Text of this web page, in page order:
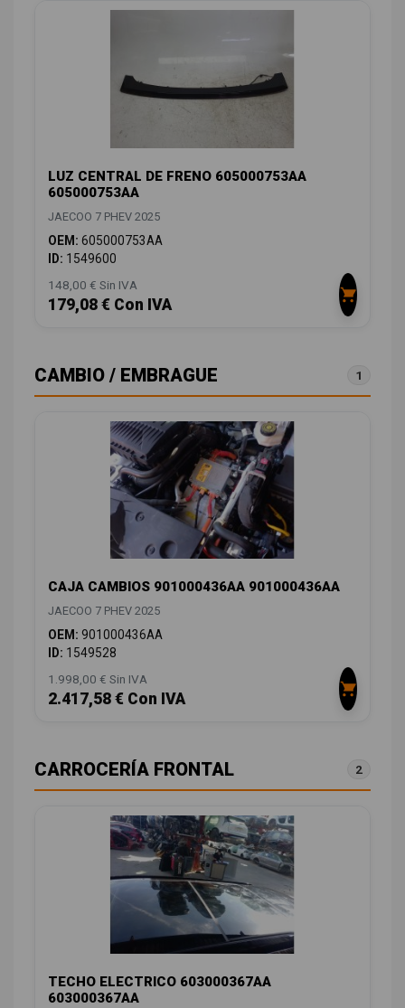
LUZ CENTRAL DE FRENO 605000753AA
605000753AA
JAECOO 7 PHEV 2025
OEM: 605000753AA
ID: 1549600
148,00 € Sin IVA
179,08 € Con IVA
CAMBIO / EMBRAGUE 1
CAJA CAMBIOS 901000436AA 901000436AA
JAECOO 7 PHEV 2025
OEM: 901000436AA
ID: 1549528
1.998,00 € Sin IVA
2.417,58 € Con IVA
CARROCERÍA FRONTAL 2
TECHO ELECTRICO 603000367AA
603000367AA